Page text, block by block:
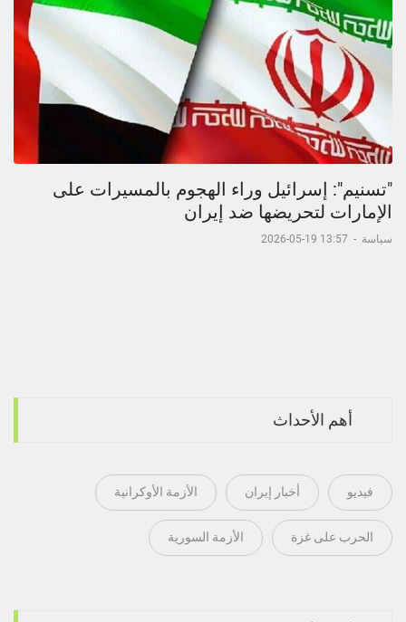
"تسنيم": إسرائيل وراء الهجوم بالمسيرات على
الإمارات لتحريضها ضد إيران
سياسة -
13:57 19-05-2026
أهم الأحداث
فيديو أخبار إيران الأزمة الأوكرانية
الحرب على غزة الأزمة السورية